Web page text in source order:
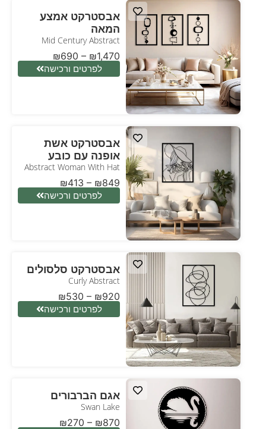
אבסטרקט אמצע
המאה
Mid Century Abstract
₪690 – ₪1,470
לפרטים ורכישה
אבסטרקט אשת
אופנה עם כובע
Abstract Woman With Hat
₪413 – ₪849
לפרטים ורכישה
אבסטרקט סלסולים
Curly Abstract
₪530 – ₪920
לפרטים ורכישה
אגם הברבורים
Swan Lake
₪270 – ₪870